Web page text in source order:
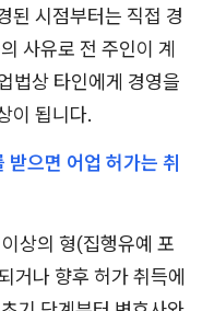
된 시점부터는 직접 경
사유로 전 주인이 계
법상 타인에게 경영을
이 됩니다.
받으면 어업 허가는 취
상의 형(집행유예 포
거나 향후 허가 취득에